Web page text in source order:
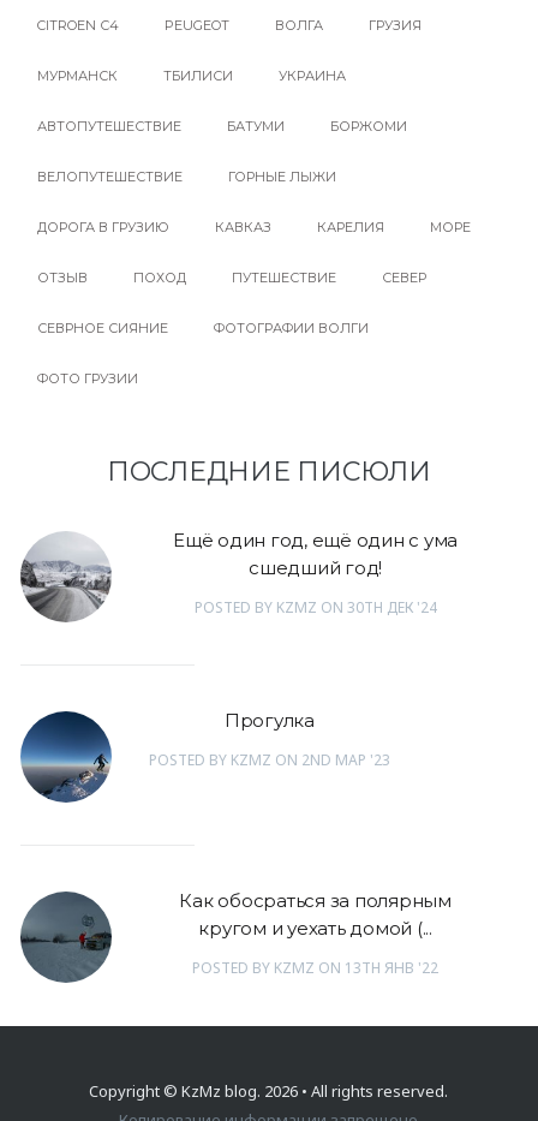
CITROEN С4 PEUGEOT ВОЛГА ГРУЗИЯ
МУРМАНСК ТБИЛИСИ УКРАИНА
АВТОПУТЕШЕСТВИЕ БАТУМИ БОРЖОМИ
ВЕЛОПУТЕШЕСТВИЕ ГОРНЫЕ ЛЫЖИ
ДОРОГА В ГРУЗИЮ КАВКАЗ КАРЕЛИЯ МОРЕ
ОТЗЫВ ПОХОД ПУТЕШЕСТВИЕ СЕВЕР
СЕВРНОЕ СИЯНИЕ ФОТОГРАФИИ ВОЛГИ
ФОТО ГРУЗИИ
ПОСЛЕДНИЕ ПИСЮЛИ
Ещё один год, ещё один с ума
сшедший год!
POSTED BY KZMZ ON 30TH ДЕК '24
Прогулка
POSTED BY KZMZ ON 2ND МАР '23
Как обосраться за полярным
кругом и уехать домой (...
POSTED BY KZMZ ON 13TH ЯНВ '22
Copyright ©KzMz blog. 2026 • All rights reserved.